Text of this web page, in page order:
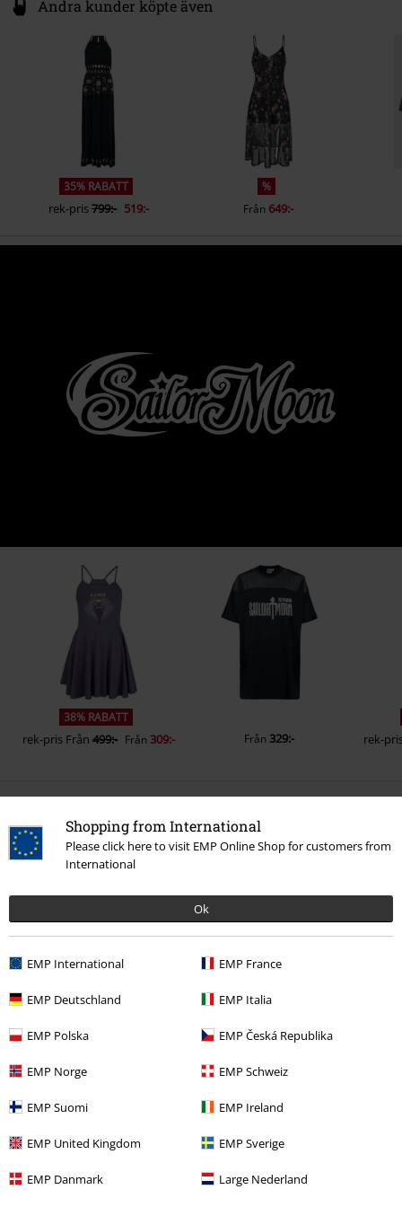
Shopping from International
Please click here to visit EMP Online Shop for customers from
International
Ok
EMP International EMP France
EMP Deutschland EMP Italia
EMP Polska EMP Česká Republika
EMP Norge EMP Schweiz
EMP Suomi EMP Ireland
EMP United Kingdom EMP Sverige
EMP Danmark Large Nederland
Andra kunder köpte även
35% RABATT
rek-pris799:- 519:-
%
Från 649:-
38% RABATT
rek-pris Från 499:- Från309:- Från329:- rek-
Berätta vad du tycker om "Group".
Skriv en recension
Senast besökt